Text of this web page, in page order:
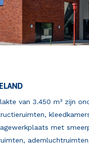
van 3.450 m² zijn
met